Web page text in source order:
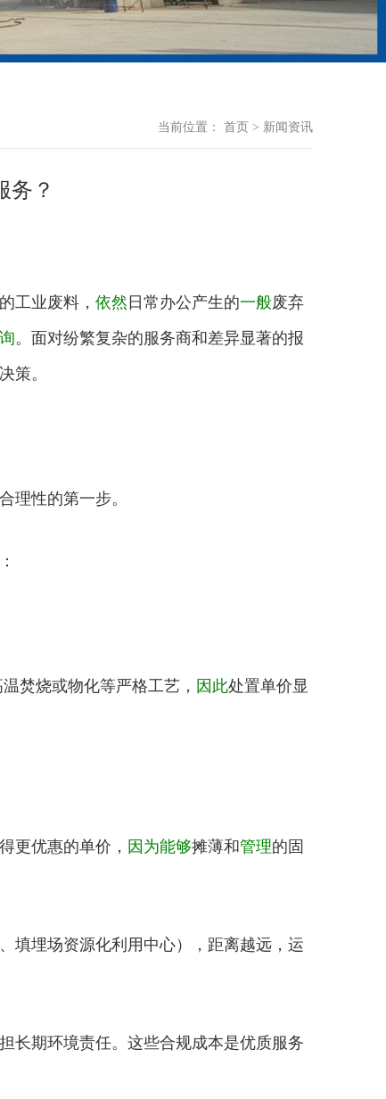
当前位置： 首页 > 新闻资讯
务？
工业废料， 依然 日常办公产生的一般废弃
。面对纷繁复杂的服务商和差异显著的报
策。
理性的第一步。
焚烧或物化等严格工艺， 因此处置单价显
更优惠的单价， 因为能够摊薄和管理的固
填埋场资源化利用中心），距离越远，运
长期环境责任。这些合规成本是优质服务